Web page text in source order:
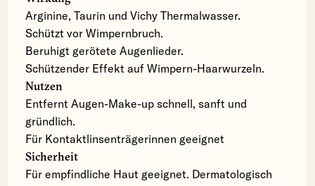
Arginine, Taurin und Vichy Thermalwasser.
Schützt vor Wimpernbruch.
Beruhigt gerötete Augenlieder.
Schützender Effekt auf Wimpern-Haarwurzeln.
Nutzen
Entfernt Augen-Make-up schnell, sanft und
gründlich.
Für Kontaktlinsenträgerinnen geeignet
Sicherheit
Für empfindliche Haut geeignet. Dermatologisch